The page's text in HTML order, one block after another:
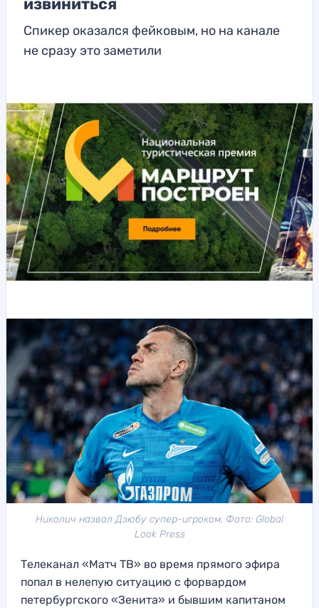
извиниться
Спикер оказался фейковым, но на канале
не сразу это заметили
Николич назвал Дзюбу супер-игроком. Фото: Global
Look Press
Телеканал «Матч ТВ» во время прямого эфира
попал в нелепую ситуацию с форвардом
петербургского «Зенита» и бывшим капитаном